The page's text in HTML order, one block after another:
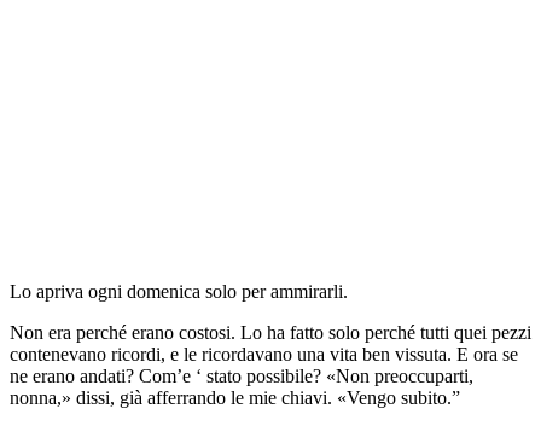
Lo apriva ogni domenica solo per ammirarli.
Non era perché erano costosi. Lo ha fatto solo perché tutti quei pezzi
contenevano ricordi, e le ricordavano una vita ben vissuta. E ora se
ne erano andati? Com’e ‘ stato possibile? «Non preoccuparti,
nonna,» dissi, già afferrando le mie chiavi. «Vengo subito.”